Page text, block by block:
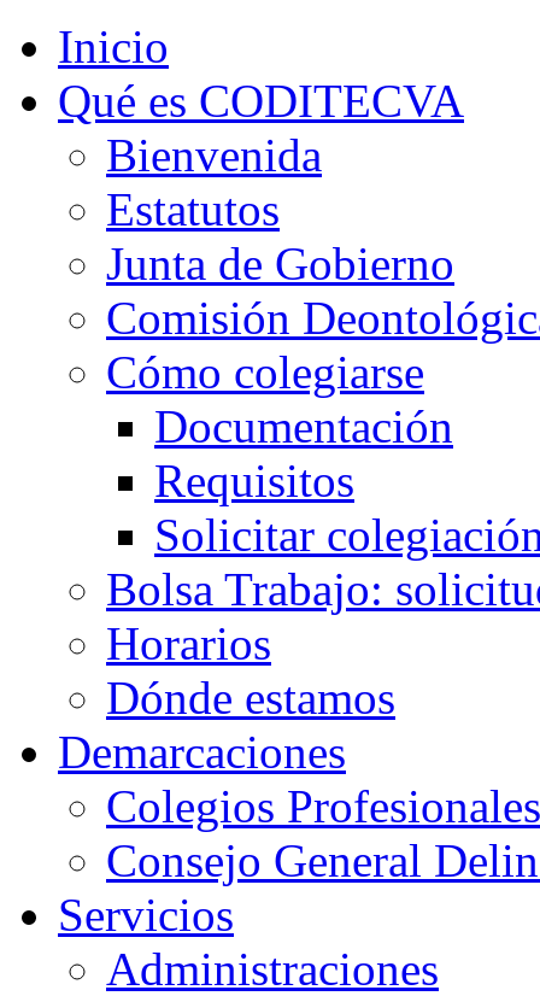
Inicio
Qué es CODITECVA
Bienvenida
Estatutos
Junta de Gobierno
Comisión
Cómo colegiarse
Documentación
Requisitos
Solicitar
Bolsa Trabajo:
Horarios
Dónde estamos
Demarcaciones
Colegios Profesionales
Consejo General
Servicios
Administraciones